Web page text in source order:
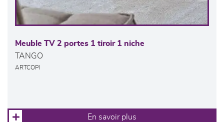
Meuble TV 2 portes 1 tiroir 1 niche
TANGO
ARTCOPI
En savoir plus